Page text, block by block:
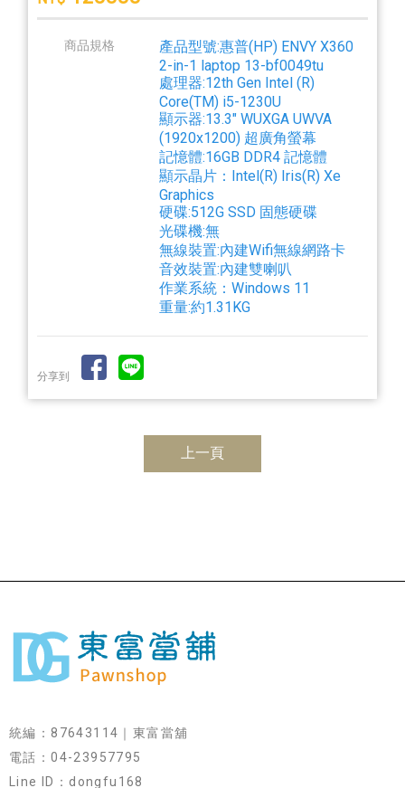
商品規格
產品型號:惠普(HP) ENVY X360
2-in-1 laptop 13-bf0049tu
處理器:12th Gen Intel (R)
Core(TM) i5-1230U
顯示器:13.3" WUXGA UWVA
(1920x1200) 超廣角螢幕
記憶體:16GB DDR4 記憶體
顯示晶片：Intel(R) Iris(R) Xe
Graphics
硬碟:512G SSD 固態硬碟
光碟機:無
無線裝置:內建Wifi無線網路卡
音效裝置:內建雙喇叭
作業系統：Windows 11
重量:約1.31KG
分享到
上一頁
統編：87643114｜東富當舖
電話：04-23957795
Line ID：dongfu168